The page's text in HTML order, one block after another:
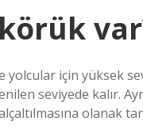
için yüksek
seviyede kalır.
olanak